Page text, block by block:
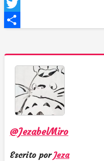
Facebook
Twitter
@JezabelMiro
Escrito por Jeza